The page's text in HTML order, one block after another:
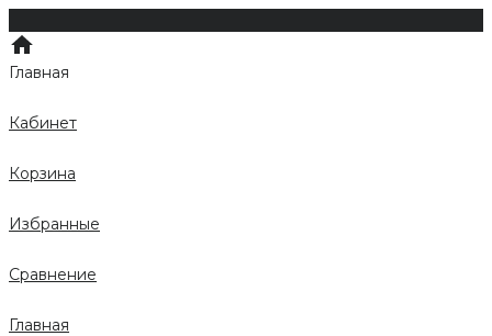
Главная
Кабинет
Корзина
Избранные
Сравнение
Главная